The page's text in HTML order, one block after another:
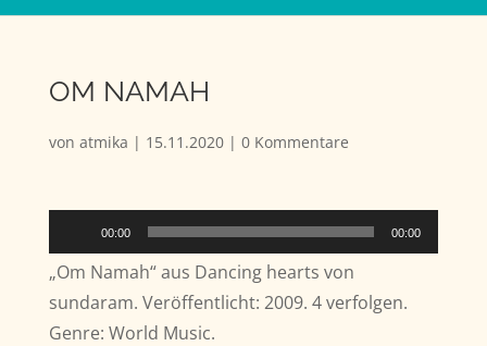
OM NAMAH
von atmika | 15.11.2020| 0 Kommentare
Player
00:00 00:00
„Om Namah“ aus Dancing hearts von
sundaram. Veröffentlicht: 2009. 4 verfolgen.
Genre: World Music.